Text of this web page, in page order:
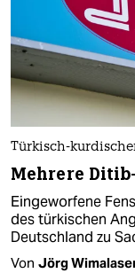
Türkisch-
Mehrere
Eingeworfene
des türkischen
Deutschland zu
Von Jörg